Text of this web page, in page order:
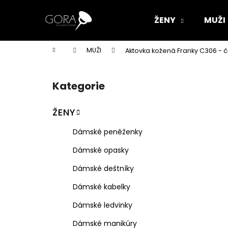
ŽENY MUŽI
Domů MUŽI Aktovka kožená Franky C306 -
Přeskočit
kategorie
Kategorie
ŽENY
Dámské peněženky
Dámské opasky
Dámské deštníky
Dámské kabelky
Dámské ledvinky
Dámské manikúry
í
Zpět
do
Zpět
do